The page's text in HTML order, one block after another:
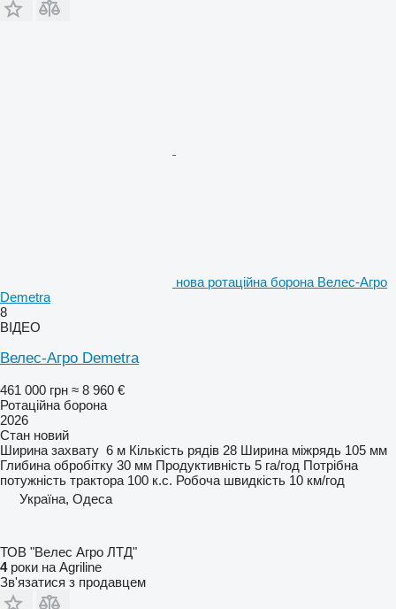
нова ротаційна борона Велес-Агро
Demetra
8
ВІДЕО
Велес-Агро Demetra
461 000 грн ≈ 8 960 €
Ротаційна борона
2026
Стан новий
Ширина захвату 6 м Кількість рядів 28 Ширина міжрядь 105 мм
Глибина обробітку 30 мм Продуктивність 5 га/год Потрібна
потужність трактора 100 к.с. Робоча швидкість 10 км/год
Україна, Одеса
ТОВ "Велес Агро ЛТД"
4роки на Agriline
Зв'язатися з продавцем